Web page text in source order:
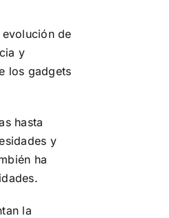
de
y
los gadgets
hasta
y
ha
la